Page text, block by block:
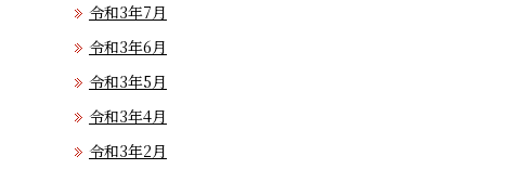
令和3年7月
令和3年6月
令和3年5月
令和3年4月
令和3年2月